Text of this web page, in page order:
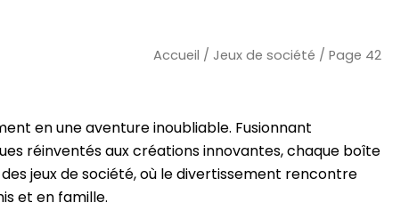
Accueil / Jeux de société / Page 42
en une aventure inoubliable. Fusionnant
réinventés aux créations innovantes, chaque boîte
jeux de société, où le divertissement rencontre
et en famille.